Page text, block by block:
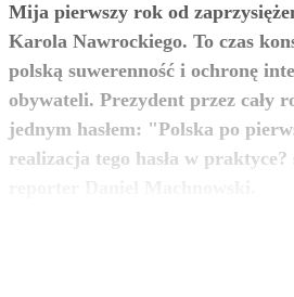
Mija pierwszy rok od
Karola Nawrockiego. To czas
polską suwerenność i ochronę
obywateli. Prezydent przez cały
jednym hasłem: "Polska po
realizacja tego hasła w praktyce?